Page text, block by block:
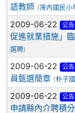
語教師 (灣內國民小
2009-06-22 公告
促進就業措施」
選聘)
2009-06-22 公告
員甄選簡章 (朴子
2009-06-22 公告
申請縣內介聘積